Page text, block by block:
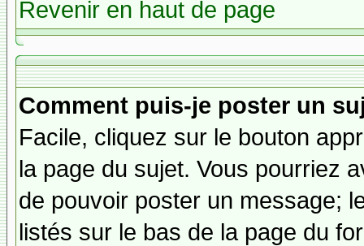
Revenir en haut de page
Comment puis-je poster un
Facile, cliquez sur le bouton
la page du sujet. Vous pourriez
de pouvoir poster un message;
listés sur le bas de la page du